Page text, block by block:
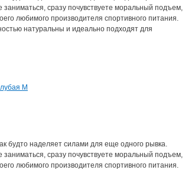
заниматься, сразу почувствуете моральный подъем,
любимого производителя спортивного питания.
натуральны и идеально подходят для
M
будто наделяет силами для еще одного рывка.
заниматься, сразу почувствуете моральный подъем,
любимого производителя спортивного питания.